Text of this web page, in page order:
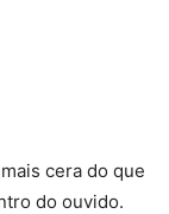
cera do que
do ouvido.